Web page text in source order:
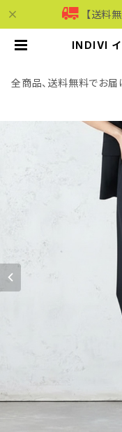
【送料
INDIVI イ
ビー | モリ
ョッ
全商品、送料無料でお届